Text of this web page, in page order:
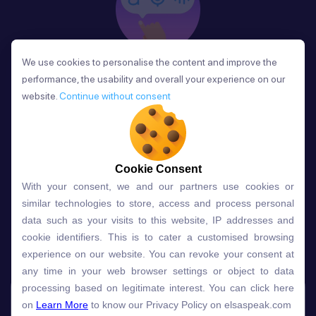
Phản Hồi
Sau mỗi bài học, người học nhận phản hồi về phát
âm và ngữ pháp ngay lập tức, giúp cải thiện kỹ năng
và tiến bộ nhanh chóng.
Lựa chọn gói học ELSA dành
cho bạn
Gói học Free Premium
Speech Analyzer
We use cookies to personalise the content and improve the
performance, the usability and overall your experience on our
website. Continue without consent
Cookie Consent
With your consent, we and our partners use cookies or
similar technologies to store, access and process personal
data such as your visits to this website, IP addresses and
cookie identifiers. This is to cater a customised browsing
experience on our website. You can revoke your consent at
any time in your web browser settings or object to data
processing based on legitimate interest. You can click here
on Learn More to know our Privacy Policy on elsaspeak.com
We use cookies to personalise the content and improve the
performance, the usability and overall your experience on our
website. Continue without consent
Cookie Consent
With your consent, we and our partners use cookies or
similar technologies to store, access and process personal
data such as your visits to this website, IP addresses and
cookie identifiers. This is to cater a customised browsing
experience on our website. You can revoke your consent at
any time in your web browser settings or object to data
processing based on legitimate interest. You can click here
on Learn More to know our Privacy Policy on elsaspeak.com